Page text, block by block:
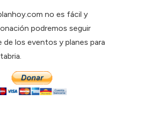
no es fácil y
podremos seguir
los eventos y planes para